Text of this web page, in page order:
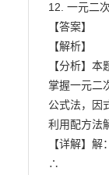
12. 一元二
【答案】
【解析】
【分析】
掌握一元二
公式法，因
利用配方法
【详解】解：
∴